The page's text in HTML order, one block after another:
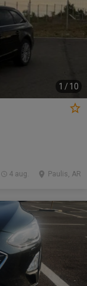
1 / 10
Paulis, AR
4 aug.